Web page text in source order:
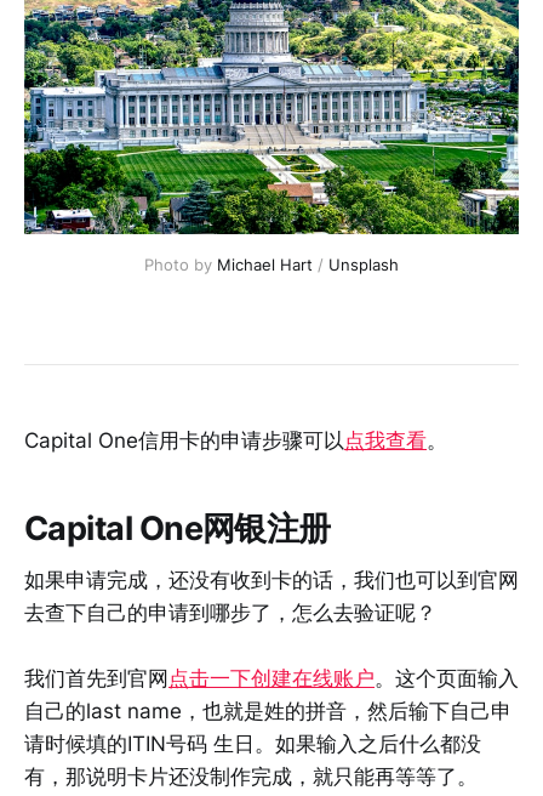
Photo by Michael Hart / Unsplash
Capital One信用卡的申请步骤可以 点我查看。
Capital One网银注册
如果申请完成，还没有收到卡的话，我们也可以到官网
去查下自己的申请到哪步了，怎么去验证呢？
我们首先到官网 点击一下创建在线账户。这个页面输入
自己的last name，也就是姓的拼音，然后输下自己申
请时候填的ITIN号码 生日。如果输入之后什么都没
有，那说明卡片还没制作完成，就只能再等等了。